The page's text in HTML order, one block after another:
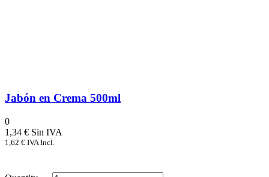
Jabón en Crema 500ml
0
1,34 €
1,62 € IVA Incl.